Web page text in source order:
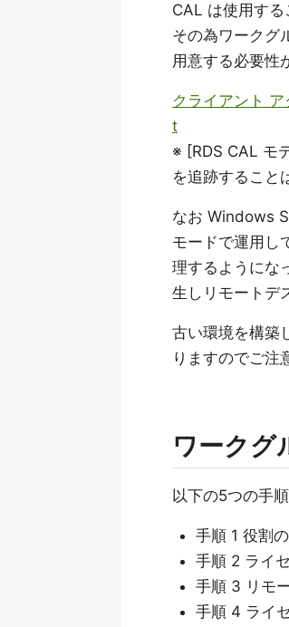
CAL は使用する
その為ワークグ
用意する必要性
クライアント
t
※ [RDS CAL モ
を追跡すること
なお Windows
モードで運用し
理するようにな
生しリモートデ
古い環境を構築
りますのでご注
ワークグ
以下の5つの手
手順 1 役割
手順 2 ライ
手順 3 リモ
手順 4 ライ